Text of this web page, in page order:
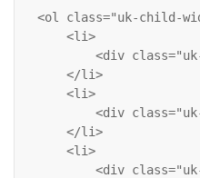
<ol class="uk-child-
    <li>
<div
    </li>
    <li>
<div
    </li>
    <li>
<div